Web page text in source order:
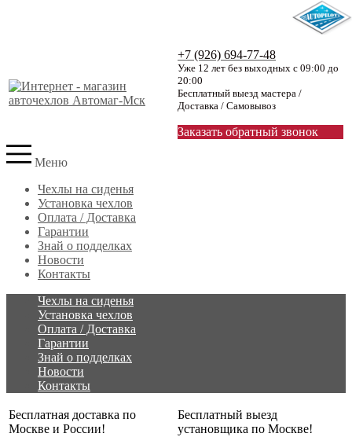
+7 (926) 694-77-48
Уже 12 лет без выходных с 09:00 до
20:00
Бесплатный выезд мастера /
Доставка / Самовывоз
Заказать обратный звонок
Меню
Чехлы на сиденья
Установка чехлов
Оплата / Доставка
Гарантии
Знай о подделках
Новости
Контакты
Чехлы на сиденья
Установка чехлов
Оплата / Доставка
Гарантии
Знай о подделках
Новости
Контакты
Бесплатная доставка по
Москве и России!
Бесплатный выезд
установщика по Москве!